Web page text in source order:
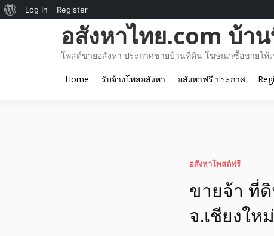
อสังหาไทย.com บ้า
โพสต์ขายอสังหา ประกาศขายบ้านที่ดิน โฆษณาซื้อขายให้
Home รับจ้างโพสอสังหา อสังหาฟรี ประกาศ
อสังหาโพสต์ฟรี
ขายจ้า ที่
จ.เชียงใหม่
About
Log In Register